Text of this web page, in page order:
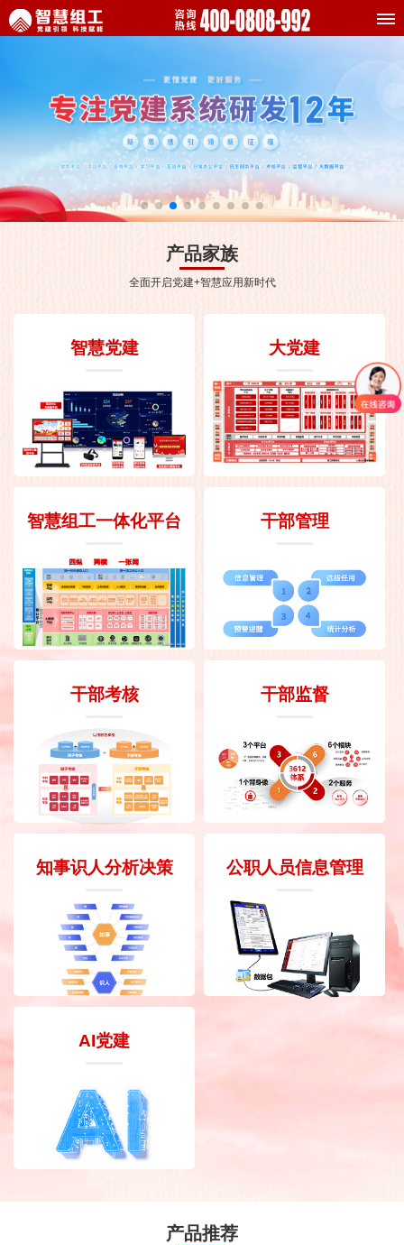
产品家族
全面开启党建+智慧应用新时代
智慧党建 大党建
智慧组工一体化平台 干部管理
干部考核 干部监督
知事识人分析决策 公职人员信息管理
AI党建
产品推荐